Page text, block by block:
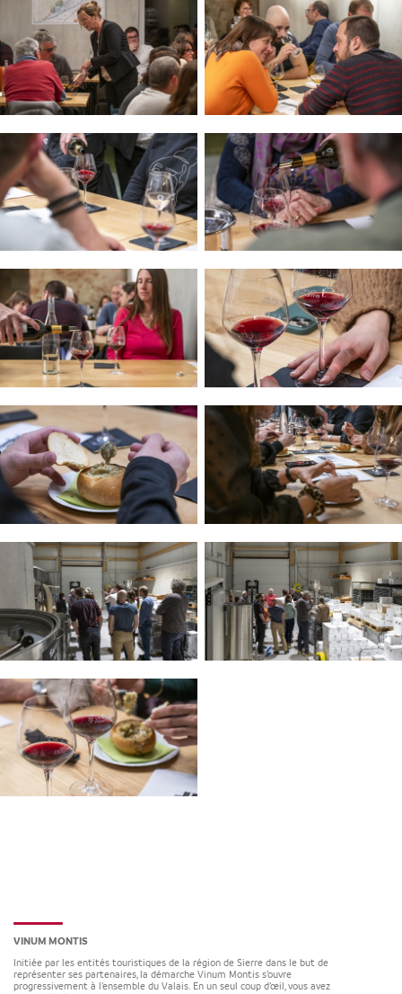
VINUM MONTIS
Initiée par les entités touristiques de la région de Sierre dans le but de
représenter ses partenaires, la démarche Vinum Montis s’ouvre
progressivement à l’ensemble du Valais. En un seul coup d’œil, vous avez